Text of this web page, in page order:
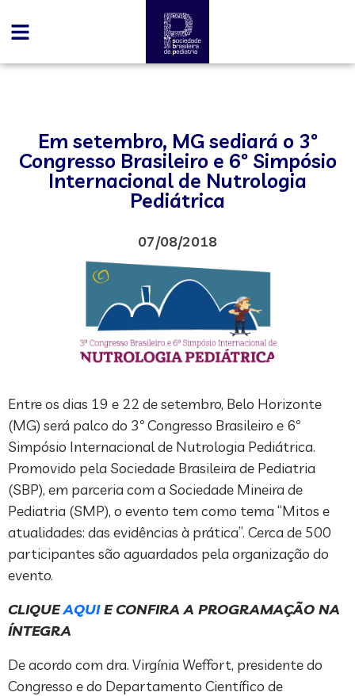
Em setembro, MG sediará o 3º
Congresso Brasileiro e 6º Simpósio
Internacional de Nutrologia
Pediátrica
07/08/2018
Entre os dias 19 e 22 de setembro, Belo Horizonte
(MG) será palco do 3º Congresso Brasileiro e 6º
Simpósio Internacional de Nutrologia Pediátrica.
Promovido pela Sociedade Brasileira de Pediatria
(SBP), em parceria com a Sociedade Mineira de
Pediatria (SMP), o evento tem como tema “Mitos e
atualidades: das evidências à prática”. Cerca de 500
participantes são aguardados pela organização do
evento.
CLIQUEAQUIE CONFIRA A PROGRAMAÇÃO NA
ÍNTEGRA
De acordo com dra. Virgínia Weffort, presidente do
Congresso e do Departamento Científico de